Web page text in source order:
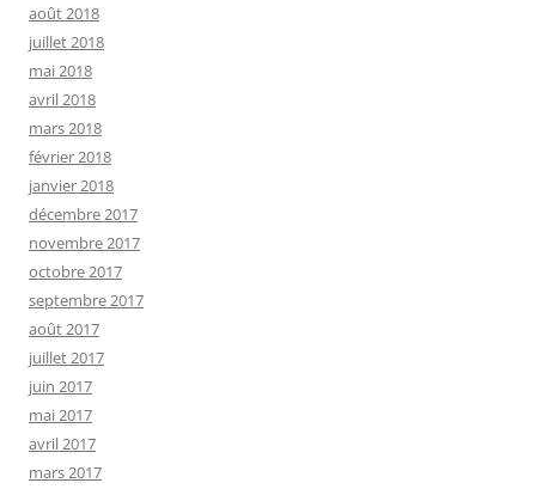
août 2018
juillet 2018
mai 2018
avril 2018
mars 2018
février 2018
janvier 2018
décembre 2017
novembre 2017
octobre 2017
septembre 2017
août 2017
juillet 2017
juin 2017
mai 2017
avril 2017
mars 2017